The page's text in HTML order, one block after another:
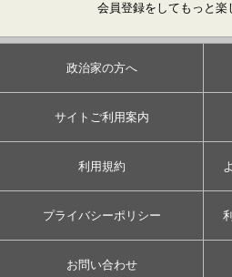
会員登録をしてもっと楽
政治家の方へ
サイトご利用案内
利用規約
プライバシーポリシー
お問い合わせ